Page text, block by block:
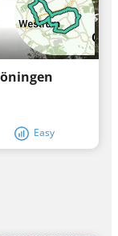
Easy